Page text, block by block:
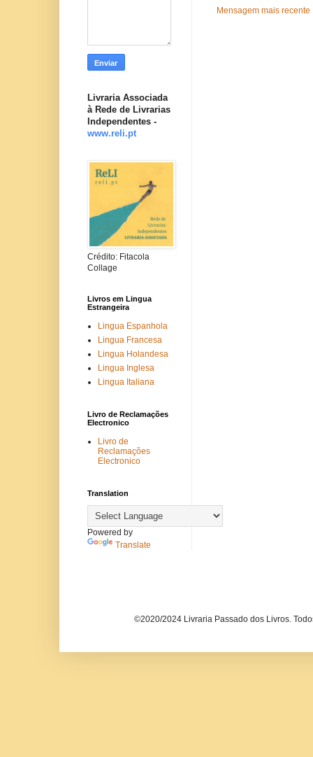
Mensagem mais recente
Livraria Associada
à Rede de Livrarias
Independentes -
www.reli.pt
Crédito: Fitacola
Collage
Livros em Lingua
Estrangeira
Lingua Espanhola
Lingua Francesa
Lingua Holandesa
Lingua Inglesa
Lingua Italiana
Livro de Reclamações
Electronico
Livro de
Reclamações
Electronico
Translation
Powered by
Translate
©2020/2024 Livraria Passado dos Livros.